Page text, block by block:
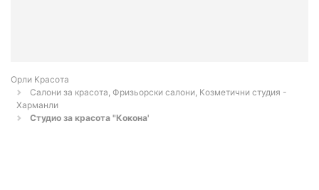
Орли Красота
Салони за красота, Фризьорски салони, Козметични студия -
Харманли
Студио за красота "Кокона'